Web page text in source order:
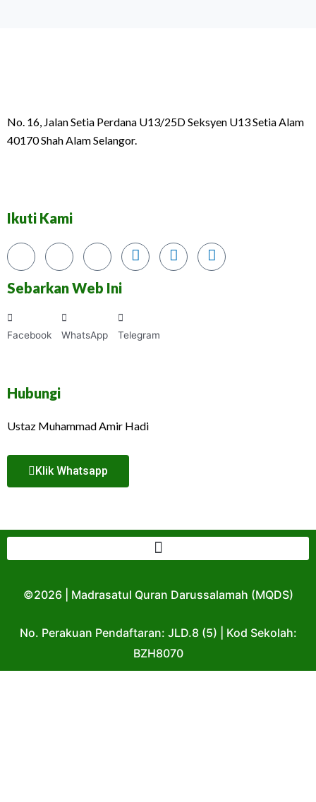
No. 16, Jalan Setia Perdana U13/25D Seksyen U13 Setia Alam
40170 Shah Alam Selangor.
Ikuti Kami
Sebarkan Web Ini
Facebook WhatsApp Telegram
Hubungi
Ustaz Muhammad Amir Hadi
Klik Whatsapp
©2026 | Madrasatul Quran Darussalamah (MQDS)
No. Perakuan Pendaftaran: JLD.8 (5) | Kod Sekolah:
BZH8070